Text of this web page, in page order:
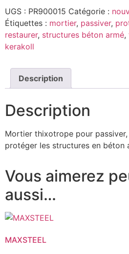
UGS : PR900015 Catégorie :
Étiquettes : mortier, passiver,
restaurer, structures béton armé,
kerakoll
Description
Description
Mortier thixotrope pour
protéger les structures en béton
Vous aimerez
aussi…
MAXSTEEL